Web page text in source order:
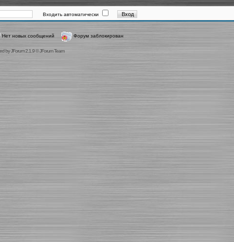
Входить автоматически
Нет новых сообщений Форум заблокирован
byJForum 2.1.9©JForum Team